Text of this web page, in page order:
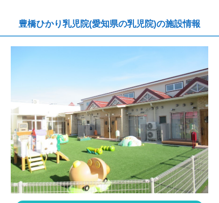
豊橋ひかり乳児院(愛知県の乳児院)の施設情報